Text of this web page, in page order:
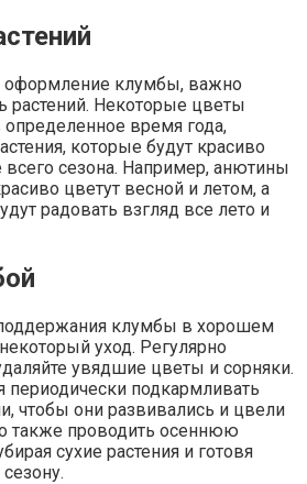
оформление клумбы, важно
растений. Некоторые цветы
время года,
которые будут красиво
всего сезона. Например, анютины
цветут весной и летом, а
радовать взгляд все лето и
поддержания клумбы в хорошем
уход. Регулярно
увядшие цветы и сорняки.
периодически подкармливать
чтобы они развивались и цвели
также проводить осеннюю
сухие растения и готовя